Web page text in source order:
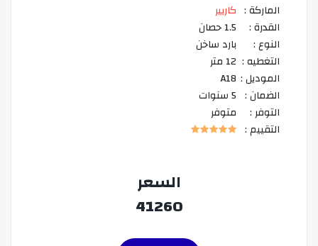
الماركة : كاريير
القدرة :
1.5 حصان
النوع :
بارد ساخن
التغطيه : 12 متر
الموديل : A18
الضمان : 5 سنوات
التوفر :
متوفر
التقييم :
السعر
41260